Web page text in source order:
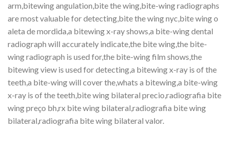
arm,bitewing angulation,bite the wing,bite-wing radiographs
are most valuable for detecting,bite the wing nyc,bite wing o
aleta de mordida,a bitewing x-ray shows,a bite-wing dental
radiograph will accurately indicate,the bite wing,the bite-
wing radiograph is used for,the bite-wing film shows,the
bitewing view is used for detecting,a bitewing x-ray is of the
teeth,a bite-wing will cover the,whats a bitewing,a bite-wing
x-ray is of the teeth,bite wing bilateral precio,radiografia bite
wing preço bh,rx bite wing bilateral,radiografia bite wing
bilateral,radiografia bite wing bilateral valor.